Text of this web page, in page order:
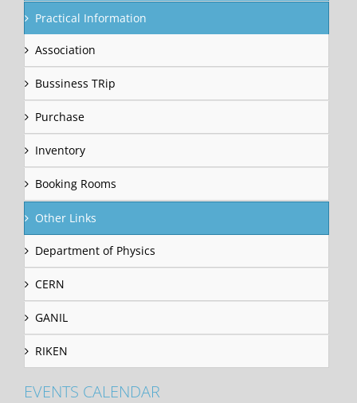
Practical Information
Association
Bussiness TRip
Purchase
Inventory
Booking Rooms
Other Links
Department of Physics
CERN
GANIL
RIKEN
EVENTS CALENDAR